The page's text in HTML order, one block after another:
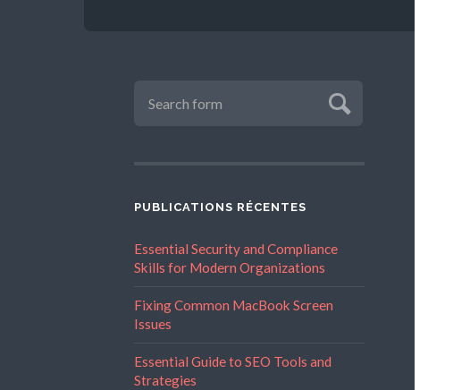
PUBLICATIONS RÉCENTES
Essential Security and Compliance
Skills for Modern Organizations
Fixing Common MacBook Screen
Issues
Essential Guide to SEO Tools and
Strategies